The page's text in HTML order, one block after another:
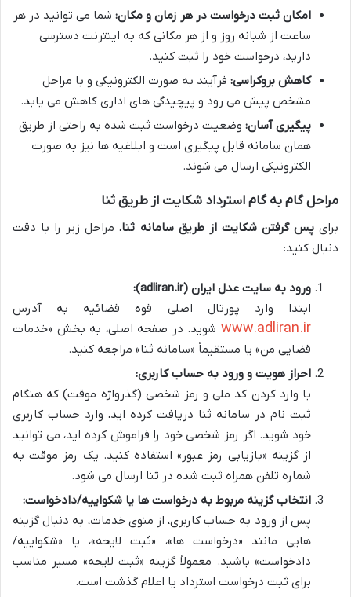
امکان ثبت درخواست در هر زمان و مکان: شما می توانید در هر
ساعت از شبانه روز و از هر مکانی که به اینترنت دسترسی
دارید، درخواست خود را ثبت کنید.
کاهش بروکراسی: فرآیند به صورت الکترونیکی و با مراحل
مشخص پیش می رود و پیچیدگی های اداری کاهش می یابد.
پیگیری آسان: وضعیت درخواست ثبت شده به راحتی از طریق
همان سامانه قابل پیگیری است و ابلاغیه ها نیز به صورت
الکترونیکی ارسال می شوند.
مراحل گام به گام استرداد شکایت از طریق ثنا
برایپس گرفتن شکایت از طریق سامانه ثنا، مراحل زیر را با دقت
دنبال کنید:
ورود به سایت عدل ایران (adliran.ir):
ابتدا وارد پورتال اصلی قوه قضائیه به آدرس
www.adliran.ir شوید. در صفحه اصلی، به بخش «خدمات
قضایی من» یا مستقیماً «سامانه ثنا» مراجعه کنید.
احراز هویت و ورود به حساب کاربری:
با وارد کردن کد ملی و رمز شخصی (گذرواژه موقت) که هنگام
ثبت نام در سامانه ثنا دریافت کرده اید، وارد حساب کاربری
خود شوید. اگر رمز شخصی خود را فراموش کرده اید، می توانید
از گزینه «بازیابی رمز عبور» استفاده کنید. یک رمز موقت به
شماره تلفن همراه ثبت شده در ثنا ارسال می شود.
انتخاب گزینه مربوط به درخواست ها یا شکواییه/دادخواست:
پس از ورود به حساب کاربری، از منوی خدمات، به دنبال گزینه
هایی مانند «درخواست ها»، «ثبت لایحه»، یا «شکواییه/
دادخواست» باشید. معمولاً گزینه «ثبت لایحه» مسیر مناسب
برای ثبت درخواست استرداد یا اعلام گذشت است.